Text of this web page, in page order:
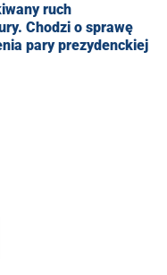
ruch
Chodzi o sprawę
pary prezydenckiej